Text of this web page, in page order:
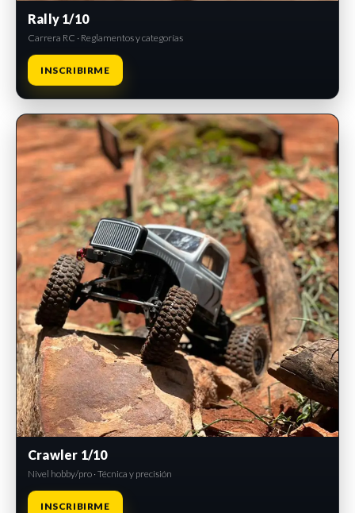
Rally 1/10
Carrera RC · Reglamentos y categorías
INSCRIBIRME
INSCRIPCIONES ABIERTAS
Crawler 1/10
Nivel hobby/pro · Técnica y precisión
INSCRIBIRME